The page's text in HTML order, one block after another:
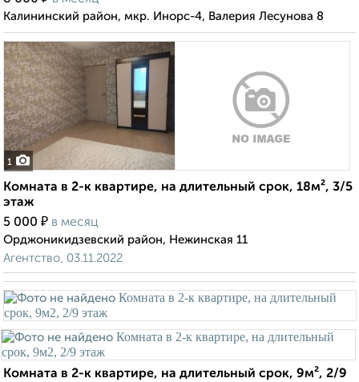
Калининский район, мкр. Инорс-4, Валерия Лесунова 8
1
Комната в 2-к квартире, на длительный срок, 18м², 3/5
этаж
5 000 ₽ в месяц
Орджоникидзевский район, Нежинская 11
Агентство, 03.11.2022
Комната в 2-к квартире, на длительный срок, 9м², 2/9